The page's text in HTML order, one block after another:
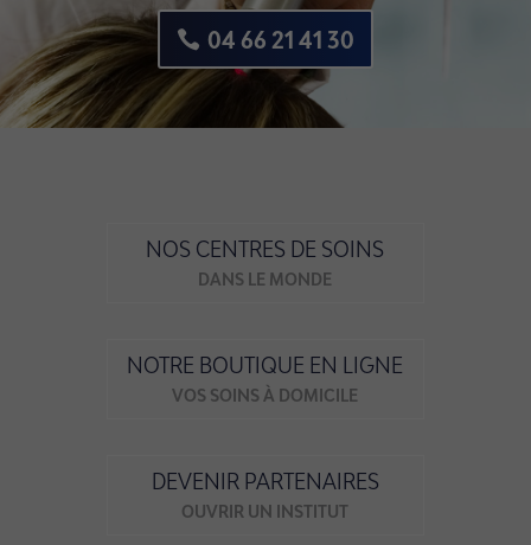
04 66 21 41 30
NOS CENTRES DE SOINS
DANS LE MONDE
NOTRE BOUTIQUE EN LIGNE
VOS SOINS À DOMICILE
DEVENIR PARTENAIRES
OUVRIR UN INSTITUT